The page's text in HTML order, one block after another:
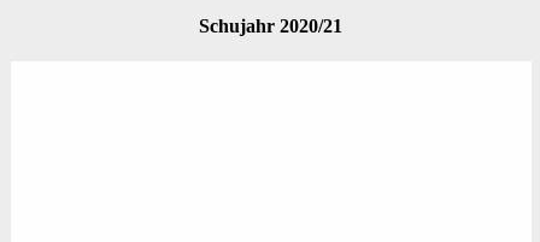
Schujahr 2020/21